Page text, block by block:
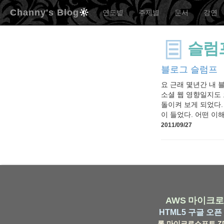
Channy's Blog 연도별 주제별 문서 강연
슬럼
블로그 슬럼프
요 근래 몇년간 내
소셜 웹 영향일지도
돌이켜 보게 되었
이 들었다. 어떤 이
2011/09/27
AWS 마이크
HTML5 구글 오픈